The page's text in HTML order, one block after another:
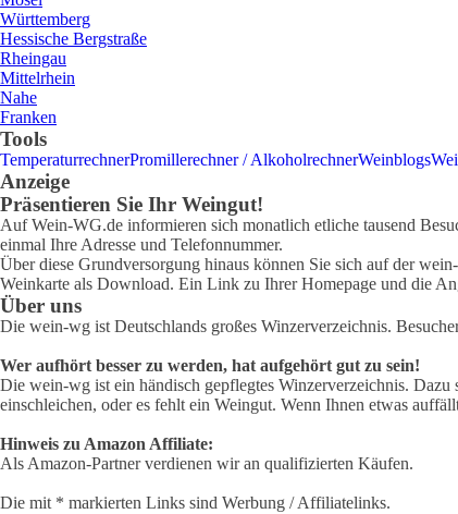
Württemberg
Hessische Bergstraße
Rheingau
Mittelrhein
Nahe
Franken
Tools
TemperaturrechnerPromillerechner / AlkoholrechnerWeinblogs
Anzeige
Präsentieren Sie Ihr Weingut!
Auf Wein-WG.de informieren sich monatlich etliche tausend
einmal Ihre Adresse und Telefonnummer.
Über diese Grundversorgung hinaus können Sie sich auf der
Weinkarte als Download. Ein Link zu Ihrer Homepage und die
Über uns
Die wein-wg ist Deutschlands großes Winzerverzeichnis.
Wer aufhört besser zu werden, hat aufgehört gut zu sein!
Die wein-wg ist ein händisch gepflegtes Winzerverzeichnis.
einschleichen, oder es fehlt ein Weingut. Wenn Ihnen etwas
Hinweis zu Amazon Affiliate:
Als Amazon-Partner verdienen wir an qualifizierten Käufen.
Die mit * markierten Links sind Werbung / Affiliatelinks.